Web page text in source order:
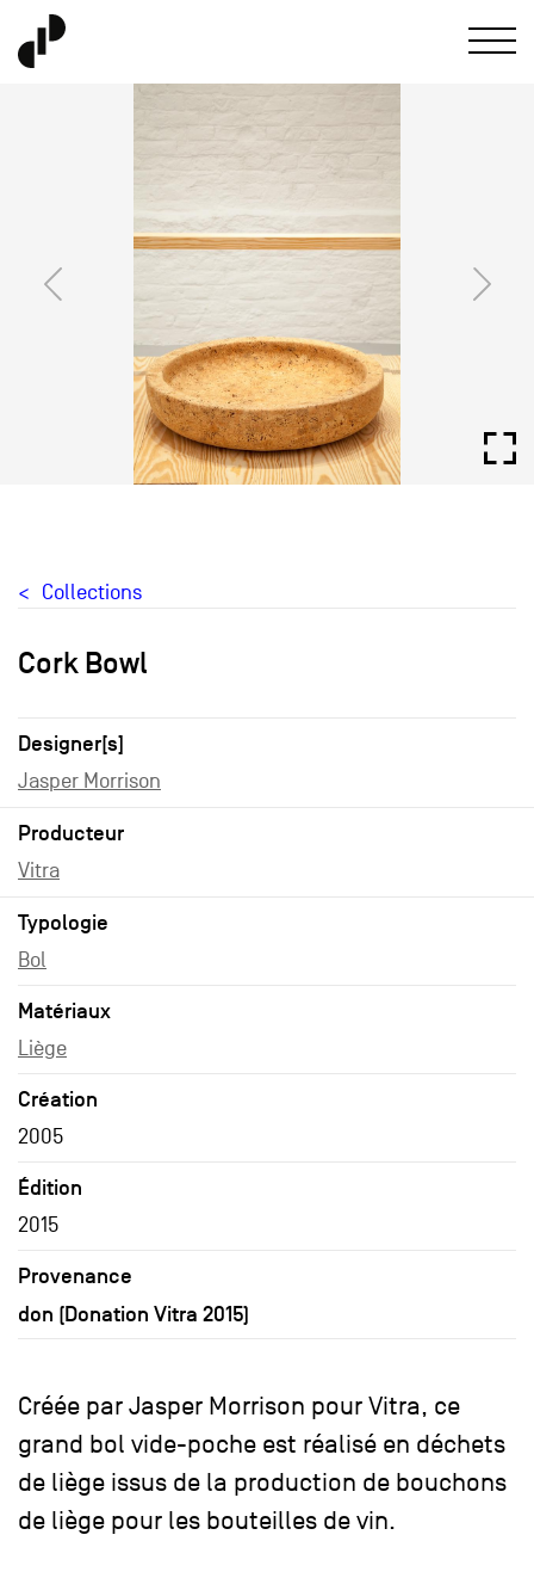
Collections
Cork Bowl
Designer[s]
Jasper Morrison
Producteur
Vitra
Typologie
Bol
Matériaux
Liège
Création
2005
Édition
2015
Provenance
don (Donation Vitra 2015)
Créée par Jasper Morrison pour Vitra, ce
grand bol vide-poche est réalisé en déchets
de liège issus de la production de bouchons
de liège pour les bouteilles de vin.